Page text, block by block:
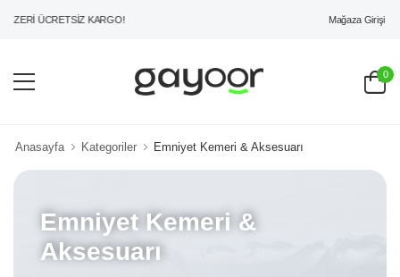
ÜCRETSİZ KARGO! Mağaza Girişi
0
Anasayfa Kategoriler Emniyet Kemeri & Aksesuarı
Emniyet Kemeri &
Aksesuarı